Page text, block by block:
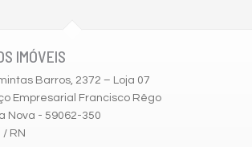
IMÓVEIS
Barros, 2372 – Loja 07
Empresarial Francisco Rêgo
Nova - 59062-350
/ RN